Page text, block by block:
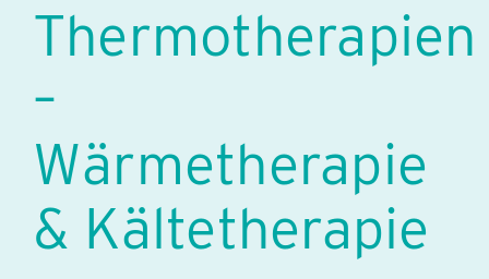
Thermotherapien
–
Wärmetherapie
& Kältetherapie